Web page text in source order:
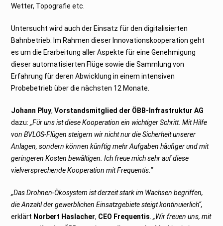
Wetter, Topografie etc.
Untersucht wird auch der Einsatz für den digitalisierten
Bahnbetrieb. Im Rahmen dieser Innovationskooperation geht
es um die Erarbeitung aller Aspekte für eine Genehmigung
dieser automatisierten Flüge sowie die Sammlung von
Erfahrung für deren Abwicklung in einem intensiven
Probebetrieb über die nächsten 12 Monate.
Johann Pluy,Vorstandsmitglied der ÖBB-Infrastruktur AG
dazu:„Für uns ist diese Kooperation ein wichtiger Schritt. Mit Hilfe
von BVLOS-Flügen steigern wir nicht nur die Sicherheit unserer
Anlagen, sondern können künftig mehr Aufgaben häufiger und mit
geringeren Kosten bewältigen. Ich freue mich sehr auf diese
vielversprechende Kooperation mit Frequentis.“
„Das Drohnen-Ökosystem ist derzeit stark im Wachsen begriffen,
die Anzahl der gewerblichen Einsatzgebiete steigt kontinuierlich“,
erklärt Norbert Haslacher, CEO Frequentis .„Wir freuen uns, mit